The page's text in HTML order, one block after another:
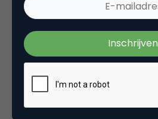
cultus. Het produceren van
mislukken.
“Het produceren
ideeën is een hele